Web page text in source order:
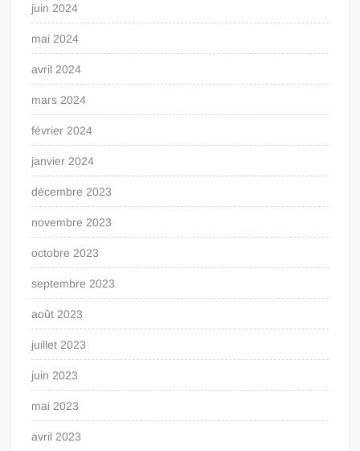
juin 2024
mai 2024
avril 2024
mars 2024
février 2024
janvier 2024
décembre 2023
novembre 2023
octobre 2023
septembre 2023
août 2023
juillet 2023
juin 2023
mai 2023
avril 2023